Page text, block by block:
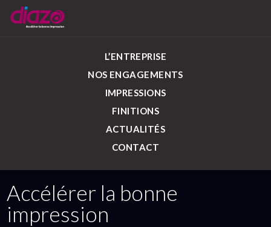
L’ENTREPRISE
NOS ENGAGEMENTS
IMPRESSIONS
FINITIONS
ACTUALITÉS
CONTACT
Accélérer la bonne
impression